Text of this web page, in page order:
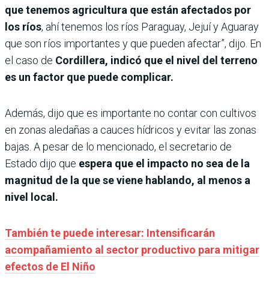
que tenemos agricultura que están afectados por
los ríos, ahí tenemos los ríos Paraguay, Jejuí y Aguaray
que son ríos importantes y que pueden afectar”, dijo. En
el caso de Cordillera, indicó que el nivel del terreno
es un factor que puede complicar.
Además, dijo que es importante no contar con cultivos
en zonas aledañas a cauces hídricos y evitar las zonas
bajas. A pesar de lo mencionado, el secretario de
Estado dijo que espera que el impacto no sea de la
magnitud de la que se viene hablando, al menos a
nivel local.
También te puede interesar: Intensificarán
acompañamiento al sector productivo para mitigar
efectos de El Niño